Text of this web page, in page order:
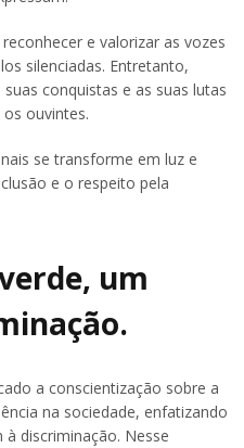
e valorizar as vozes
silenciadas. Entretanto,
conquistas e as suas lutas
ouvintes.
se transforme em luz e
e o respeito pela
um
a conscientização sobre a
na sociedade, enfatizando
discriminação. Nesse